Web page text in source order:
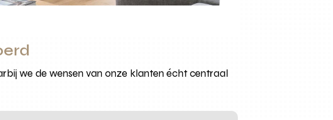
we de wensen van onze klanten écht centraal